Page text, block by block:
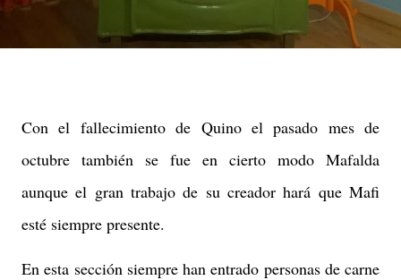
Con el fallecimiento de Quino el pasado mes de
octubre también se fue en cierto modo Mafalda
aunque el gran trabajo de su creador hará que Mafi
esté siempre presente.
En esta sección siempre han entrado personas de carne